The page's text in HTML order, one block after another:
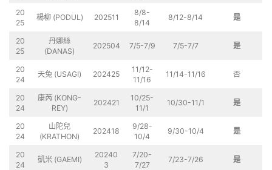
20
25
楊柳 (PODUL) 202511
8/8-
8/14
8/12-8/14 是
20
25
丹娜絲
(DANAS)
202504 7/5-7/9 7/5-7/7 是
20
24
天兔 (USAGI) 202425
11/12-
11/16
11/14-11/16 否
20
24
康芮 (KONG-
REY)
202421
10/25-
11/1
10/30-11/1 是
20
24
山陀兒
(KRATHON)
202418
9/28-
10/4
9/30-10/4 是
20
24
凱米 (GAEMI)
20240
3
7/20-
7/27
7/23-7/26 是